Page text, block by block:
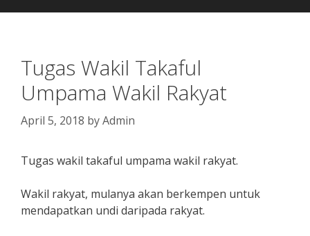
Tugas Wakil Takaful
Umpama Wakil Rakyat
April 5, 2018 byAdmin
Tugas wakil takaful umpama wakil rakyat.
Wakil rakyat, mulanya akan berkempen untuk
mendapatkan undi daripada rakyat.